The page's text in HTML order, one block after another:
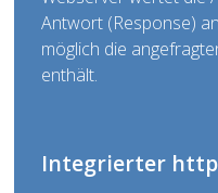
Antwort (Response)
möglich die
enthält.
Integrierter